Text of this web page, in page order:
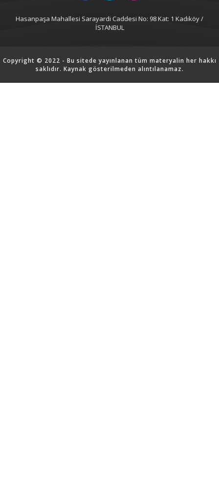
Hasanpaşa Mahallesi Sarayardi Caddesi No: 98 Kat: 1 Kadıköy /
İSTANBUL
Copyright © 2022 - Bu sitede yayınlanan tüm materyalin her hakkı
saklıdır. Kaynak gösterilmeden alıntılanamaz.